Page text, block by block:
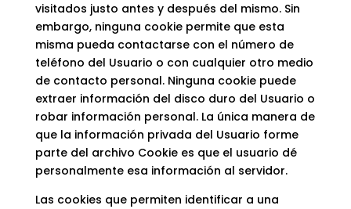
visitados justo antes y después del mismo. Sin
embargo, ninguna cookie permite que esta
misma pueda contactarse con el número de
teléfono del Usuario o con cualquier otro medio
de contacto personal. Ninguna cookie puede
extraer información del disco duro del Usuario o
robar información personal. La única manera de
que la información privada del Usuario forme
parte del archivo Cookie es que el usuario dé
personalmente esa información al servidor.
Las cookies que permiten identificar a una